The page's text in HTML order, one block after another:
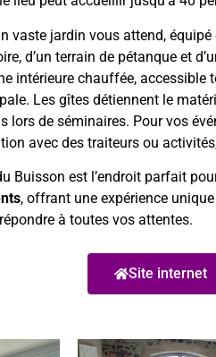
vaste jardin vous attend,
d’un terrain de pétanque et
intérieure chauffée, accessible
Les gîtes détiennent le
lors de séminaires. Pour vos
avec des traiteurs ou
Buisson est l’endroit parfait
, offrant une expérience
à toutes vos attentes.
Site internet